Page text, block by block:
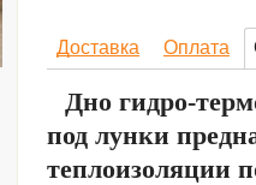
Доставка Оплата
Дно гидро-
под лунки
теплоизоляции